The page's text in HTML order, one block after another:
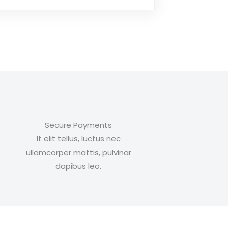
Secure Payments
It elit tellus, luctus nec
ullamcorper mattis, pulvinar
dapibus leo.